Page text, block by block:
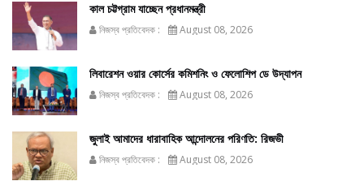
কাল চট্টগ্রাম যাচ্ছেন প্রধানমন্ত্রী
নিজস্ব প্রতিবেদক : August 08, 2026
লিবারেশন ওয়ার কোর্সের কমিশনিং ও ফেলোশিপ ডে উদ্‌যাপন
নিজস্ব প্রতিবেদক : August 08, 2026
জুলাই আমাদের ধারাবাহিক আন্দোলনের পরিণতি: রিজভী
নিজস্ব প্রতিবেদক : August 08, 2026